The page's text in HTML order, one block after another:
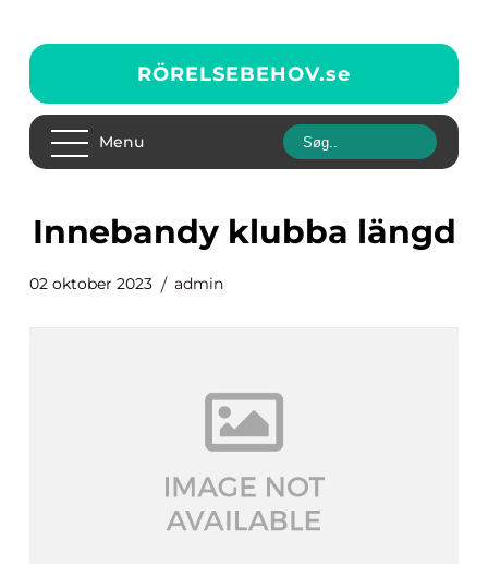
RÖRELSEBEHOV.se
Menu
innebandy klubba längd
02 oktober 2023 admin